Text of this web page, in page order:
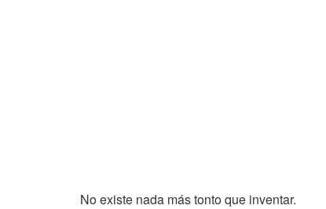
No existe nada más tonto que inventar.